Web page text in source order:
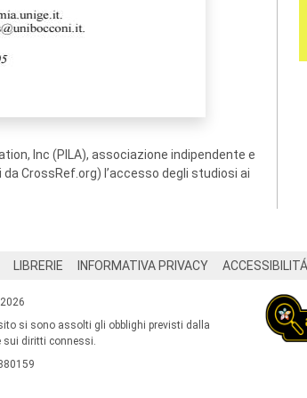
Inc (PILA), associazione indipendente e
CrossRef.org) l’accesso degli studiosi ai
LIBRERIE INFORMATIVA PRIVACY ACCESSIBILITÁ
si sono assolti gli obblighi previsti dalla
sui diritti connessi.